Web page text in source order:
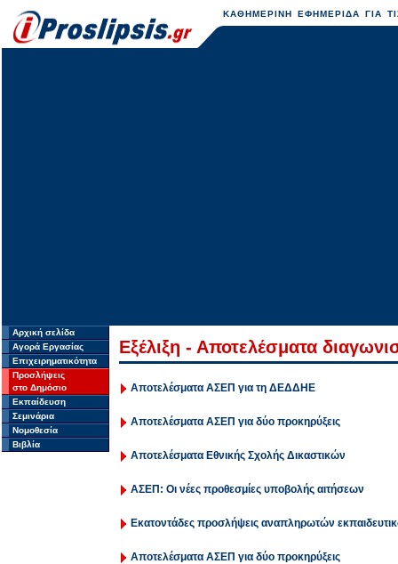
ΚΑΘΗΜΕΡΙΝΗ ΕΦΗΜΕΡΙΔΑ ΓΙΑ
Αρχική σελίδα
Αγορά Εργασίας
Επιχειρηματικότητα
Προσλήψεις
στο Δημόσιο
Εκπαίδευση
Σεμινάρια
Νομοθεσία
Βιβλία
Εξέλιξη - Αποτελέσματα
Αποτελέσματα ΑΣΕΠ για τη ΔΕΔΔΗΕ
Αποτελέσματα ΑΣΕΠ για δύο προκηρύξεις
Αποτελέσματα Εθνικής Σχολής Δικαστικών
ΑΣΕΠ: Οι νέες προθεσμίες υποβολής αιτήσεων
Εκατοντάδες προσλήψεις αναπληρωτών
Αποτελέσματα ΑΣΕΠ για δύο προκηρύξεις